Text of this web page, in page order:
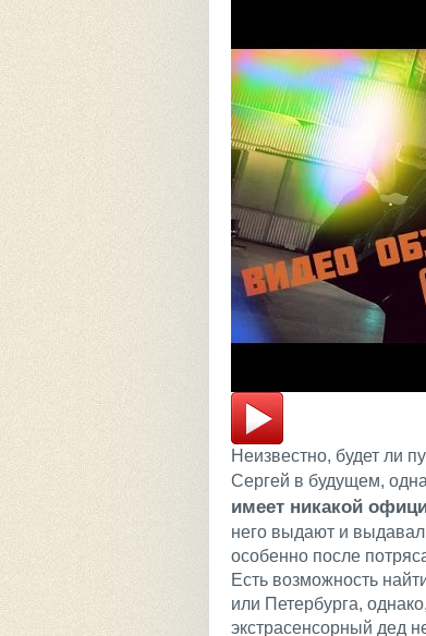
Неизвестно, будет ли
Сергей в будущем,
имеет никакой
него выдают и
особенно после
Есть возможность
или Петербурга,
экстрасенсорный дед